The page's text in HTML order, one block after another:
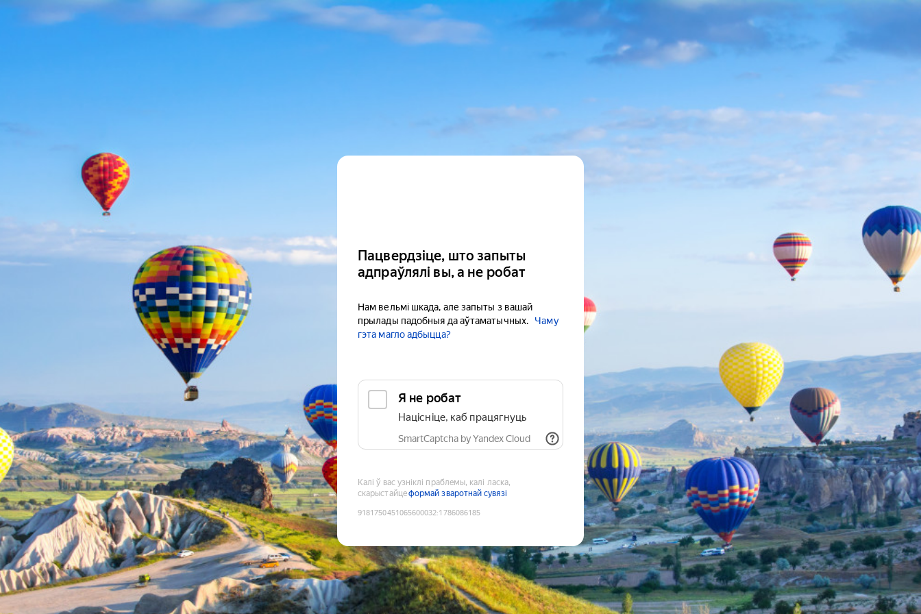
Пацвердзіце, што запыты
адпраўлялі вы, а не робат
Нам вельмі шкада, але запыты з вашай
прылады падобныя да аўтаматычных.
Чаму
гэта магло адбыцца?
Я не робат
Націсніце, каб працягнуць
SmartCaptcha by Yandex Cloud
Калі ў вас узніклі праблемы, калі ласка,
скарыстайцеформай зваротнай сувязі
9181750451065600032:1786086185